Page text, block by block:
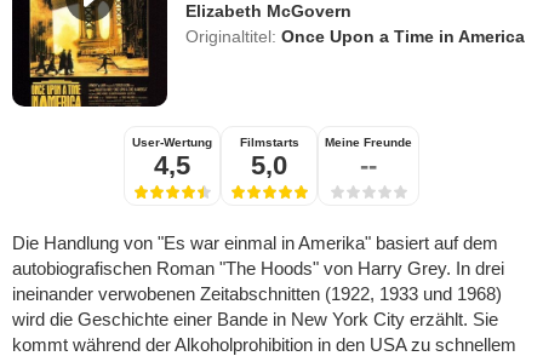
Elizabeth McGovern
Originaltitel:Once Upon a Time in America
User-Wertung
4,5
Filmstarts
5,0
Meine Freunde
--
Die Handlung von "Es war einmal in Amerika" basiert auf dem
autobiografischen Roman "The Hoods" von Harry Grey. In drei
ineinander verwobenen Zeitabschnitten (1922, 1933 und 1968)
wird die Geschichte einer Bande in New York City erzählt. Sie
kommt während der Alkoholprohibition in den USA zu schnellem